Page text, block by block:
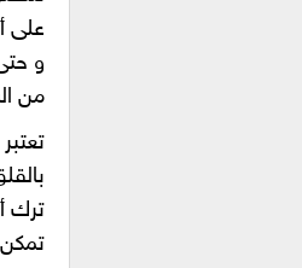
على
و
من
ترك